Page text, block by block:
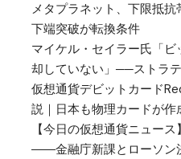
メタプラネット、下限抵
下端突破が転換条件
マイケル・セイラー氏「
却していない」──ストラ
仮想通貨デビットカード
説｜日本も物理カードが作
【今日の仮想通貨ニュー
――金融庁新課とローソン